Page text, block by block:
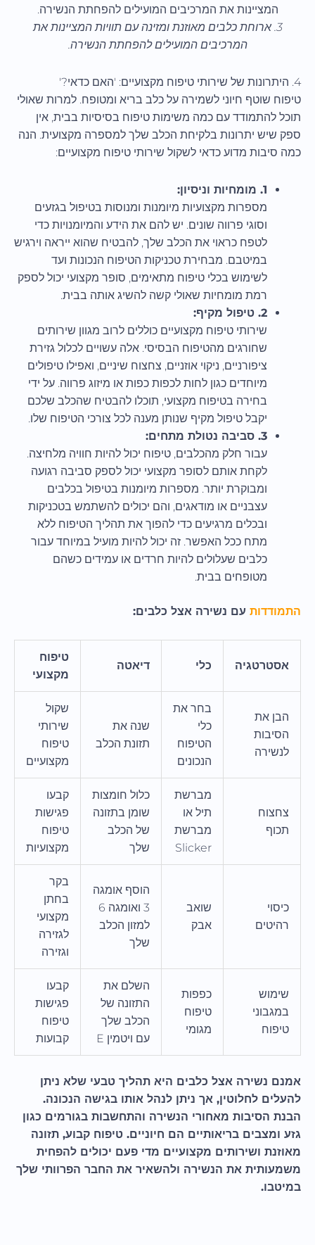
3. ארוחת כלבים מאוזנת ומזינה עם תוויות המציינות את
המרכיבים המועילים להפחתת הנשירה.
4. היתרונות של שירותי טיפוח מקצועיים: 'האם כדאי?'
טיפוח שוטף חיוני לשמירה על כלב בריא ומטופח. למרות שאולי
תוכל להתמודד עם כמה משימות טיפוח בסיסיות בבית, אין
ספק שיש יתרונות בלקיחת הכלב שלך למספרה מקצועית. הנה
כמה סיבות מדוע כדאי לשקול שירותי טיפוח מקצועיים:
1. מומחיות וניסיון:
מספרות מקצועיות מיומנות ומנוסות בטיפול בגזעים
וסוגי פרווה שונים. יש להם את הידע והמיומנויות כדי
לטפח כראוי את הכלב שלך, להבטיח שהוא ייראה וירגיש
במיטבם. מבחירת טכניקות הטיפוח הנכונות ועד
לשימוש בכלי טיפוח מתאימים, סופר מקצועי יכול לספק
רמת מומחיות שאולי קשה להשיג אותה בבית.
2. טיפול מקיף:
שירותי טיפוח מקצועיים כוללים לרוב מגוון שירותים
שחורגים מהטיפוח הבסיסי. אלה עשויים לכלול גזירת
ציפורניים, ניקוי אוזניים, צחצוח שיניים, ואפילו טיפולים
מיוחדים כגון לחות לכפות כפות או מיזוג פרווה. על ידי
בחירה בטיפוח מקצועי, תוכלו להבטיח שהכלב שלכם
יקבל טיפול מקיף שנותן מענה לכל צורכי הטיפוח שלו.
3. סביבה נטולת מתחים:
עבור חלק מהכלבים, טיפוח יכול להיות חוויה מלחיצה.
לקחת אותם לסופר מקצועי יכול לספק סביבה רגועה
ומבוקרת יותר. מספרות מיומנות בטיפול בכלבים
עצבניים או מודאגים, והם יכולים להשתמש בטכניקות
ובכלים מרגיעים כדי להפוך את תהליך הטיפוח ללא
מתח ככל האפשר. זה יכול להיות מועיל במיוחד עבור
כלבים שעלולים להיות חרדים או עמידים כשהם
מטופחים בבית.
התמודדות עם נשירה אצל כלבים:
אסטרטגיה כלי דיאטה
טיפוח
מקצועי
הבן את
הסיבות
לנשירה
בחר את
כלי
הטיפוח
הנכונים
שנה את
תזונת הכלב
שקול
שירותי
טיפוח
מקצועיים
צחצוח
תכוף
מברשת
תיל או
מברשת
Slicker
כלול חומצות
שומן בתזונה
של הכלב
שלך
קבעו
פגישות
טיפוח
מקצועיות
כיסוי
רהיטים
שואב
אבק
הוסף אומגה
3 ואומגה 6
למזון הכלב
שלך
בקר
בחתן
מקצועי
לגזירה
וגזירה
שימוש
במגבוני
טיפוח
כפפות
טיפוח
מגומי
השלם את
התזונה של
הכלב שלך
עם ויטמין E
קבעו
פגישות
טיפוח
קבועות
אמנם נשירה אצל כלבים היא תהליך טבעי שלא ניתן
להעלים לחלוטין, אך ניתן לנהל אותו בגישה הנכונה.
הבנת הסיבות מאחורי הנשירה והתחשבות בגורמים כגון
גזע ומצבים בריאותיים הם חיוניים. טיפוח קבוע, תזונה
מאוזנת ושירותים מקצועיים מדי פעם יכולים להפחית
משמעותית את הנשירה ולהשאיר את החבר הפרוותי שלך
במיטבו.